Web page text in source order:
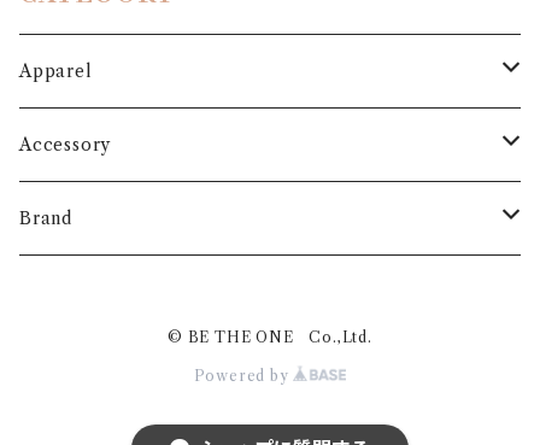
Apparel
Outer
Coat
Bottoms
Accessory
Shoes
Brand
Plume Blanche
© BE THE ONE Co.,Ltd.
Powered by